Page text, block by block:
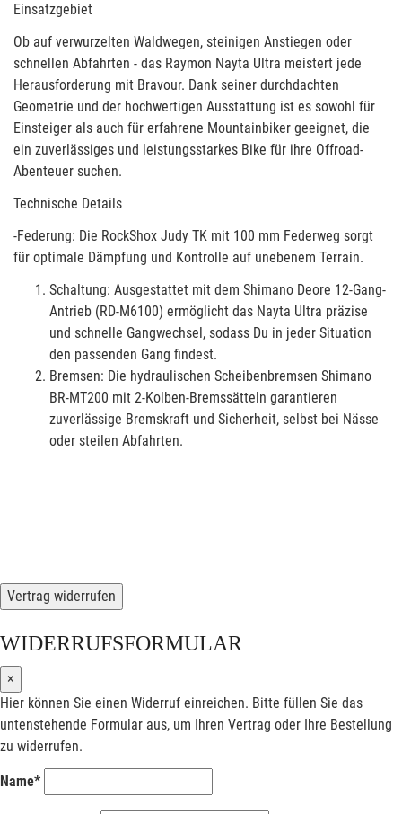
Einsatzgebiet
Ob auf verwurzelten Waldwegen, steinigen Anstiegen oder
schnellen Abfahrten - das Raymon Nayta Ultra meistert jede
Herausforderung mit Bravour. Dank seiner durchdachten
Geometrie und der hochwertigen Ausstattung ist es sowohl für
Einsteiger als auch für erfahrene Mountainbiker geeignet, die
ein zuverlässiges und leistungsstarkes Bike für ihre Offroad-
Abenteuer suchen.
Technische Details
-Federung: Die RockShox Judy TK mit 100 mm Federweg sorgt
für optimale Dämpfung und Kontrolle auf unebenem Terrain.
Schaltung: Ausgestattet mit dem Shimano Deore 12-Gang-
Antrieb (RD-M6100) ermöglicht das Nayta Ultra präzise
und schnelle Gangwechsel, sodass Du in jeder Situation
den passenden Gang findest.
Bremsen: Die hydraulischen Scheibenbremsen Shimano
BR-MT200 mit 2-Kolben-Bremssätteln garantieren
zuverlässige Bremskraft und Sicherheit, selbst bei Nässe
oder steilen Abfahrten.
Vertrag widerrufen
WIDERRUFSFORMULAR
×
Hier können Sie einen Widerruf einreichen. Bitte füllen Sie das
untenstehende Formular aus, um Ihren Vertrag oder Ihre Bestellung
zu widerrufen.
Name*